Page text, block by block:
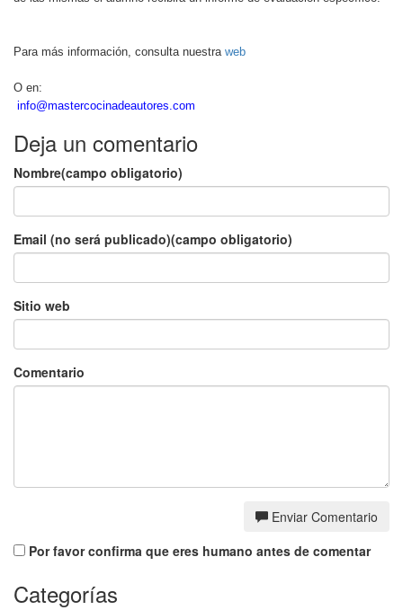
Para más información, consulta nuestra web
O en:
info@mastercocinadeautores.com
Deja un comentario
Nombre(campo obligatorio)
Email (no será publicado)(campo obligatorio)
Sitio web
Comentario
Enviar Comentario
Por favor confirma que eres humano antes de comentar
Categorías